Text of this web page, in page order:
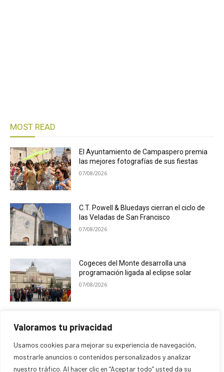
Valoramos tu privacidad
Usamos cookies para mejorar su experiencia de navegación,
mostrarle anuncios o contenidos personalizados y analizar
nuestro tráfico. Al hacer clic en “Aceptar todo” usted da su
MOST READ
El Ayuntamiento de Campaspero premia
las mejores fotografías de sus fiestas
07/08/2026
C.T. Powell & Bluedays cierran el ciclo de
las Veladas de San Francisco
07/08/2026
Cogeces del Monte desarrolla una
programación ligada al eclipse solar
07/08/2026
Cuéllar se transforma en Festival